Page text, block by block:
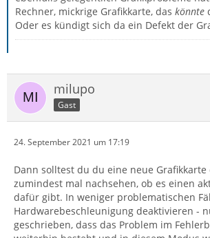
Rechner, mickrige Grafikkarte, das könnte
Oder es kündigt sich da ein Defekt der
milupo
Gast
24. September 2021 um 17:19
Dann solltest du du eine neue
zumindest mal nachsehen, ob es einen
dafür gibt. In weniger problematischen
Hardwarebeschleunigung deaktivieren -
geschrieben, dass das Problem im